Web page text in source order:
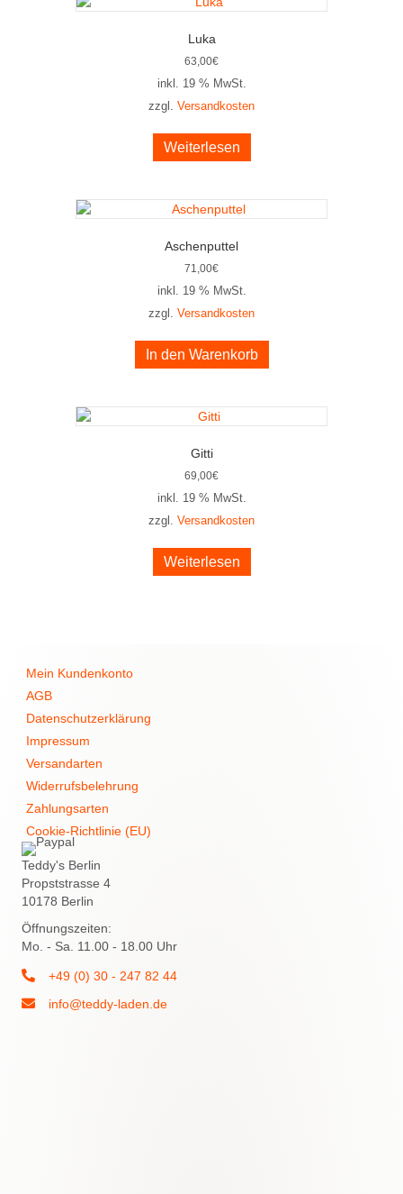
Luka
63,00€
inkl. 19 % MwSt.
zzgl. Versandkosten
Weiterlesen
Aschenputtel
71,00€
inkl. 19 % MwSt.
zzgl. Versandkosten
In den Warenkorb
Gitti
69,00€
inkl. 19 % MwSt.
zzgl. Versandkosten
Weiterlesen
Mein Kundenkonto
AGB
Datenschutzerklärung
Impressum
Versandarten
Widerrufsbelehrung
Zahlungsarten
Cookie-Richtlinie (EU)
Teddy's Berlin
Propststrasse 4
10178 Berlin
Öffnungszeiten:
Mo. - Sa. 11.00 - 18.00 Uhr
+49 (0) 30 - 247 82 44
info@teddy-laden.de